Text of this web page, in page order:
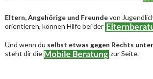
Eltern, Angehörige und Freundevon
orientieren, können Hilfe bei der
Und wenn du selbst etwas gegen Rechts
steht dir die
zur Seite.